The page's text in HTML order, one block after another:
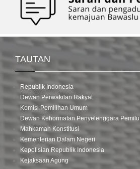
TAUTAN
Republik Indonesia
Dewan Perwakilan Rakyat
Komisi Pemilihan Umum
Dewan Kehormatan Penyelenggara Pemilu
Mahkamah Konstitusi
Kementerian Dalam Negeri
Kepolisian Republik Indonesia
Kejaksaan Agung